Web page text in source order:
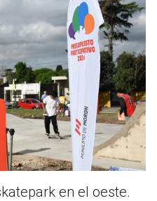
en el oeste.